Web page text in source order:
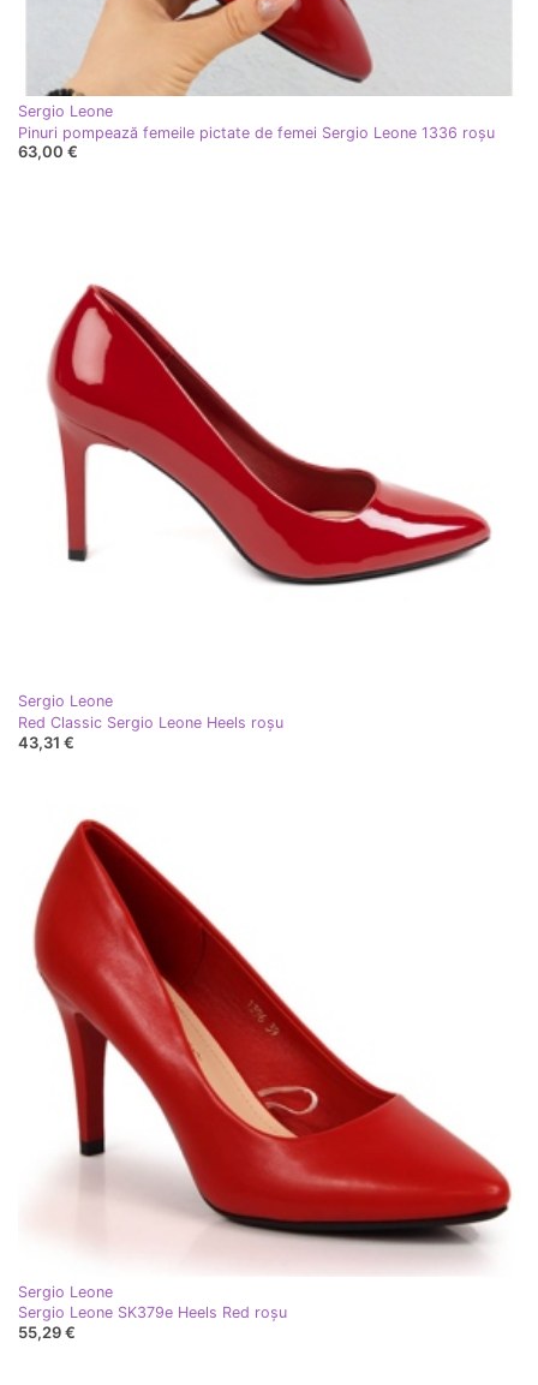
Sergio Leone
Pinuri pompează femeile pictate de femei Sergio Leone 1336 roşu
63,00 €
Sergio Leone
Red Classic Sergio Leone Heels roşu
43,31 €
Sergio Leone
Sergio Leone SK379e Heels Red roşu
55,29 €